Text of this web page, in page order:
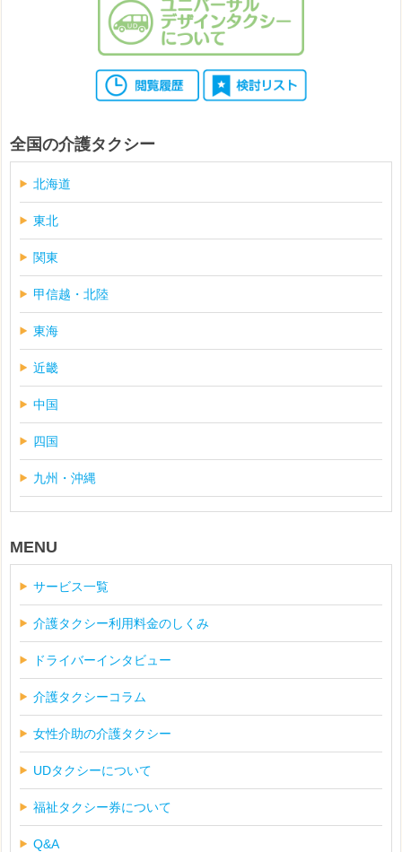
全国の介護タクシー
北海道
東北
関東
甲信越・北陸
東海
近畿
中国
四国
九州・沖縄
MENU
サービス一覧
介護タクシー利用料金のしくみ
ドライバーインタビュー
介護タクシーコラム
女性介助の介護タクシー
UDタクシーについて
福祉タクシー券について
Q&A